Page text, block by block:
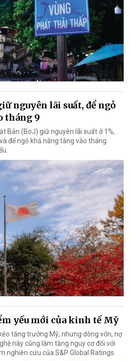
nguyên lãi suất, để ngỏ
tháng 9
Bản (BoJ) giữ nguyên lãi suất ở 1%,
để ngỏ khả năng tăng vào tháng
yếu mới của kinh tế Mỹ
tăng trưởng Mỹ, nhưng dòng vốn, nợ
này cũng làm tăng nguy cơ đối với
nghiên cứu của S&P Global Ratings.